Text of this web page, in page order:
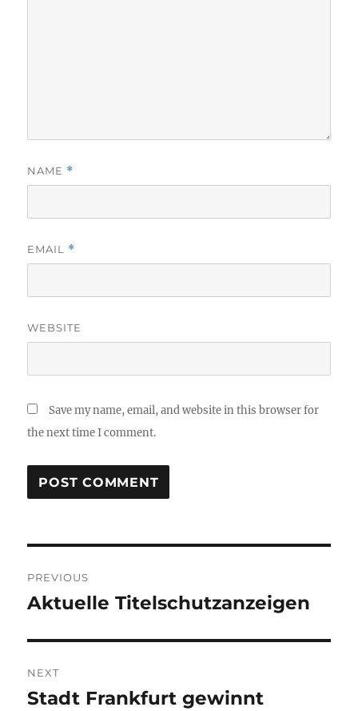
NAME *
EMAIL *
WEBSITE
Save my name, email, and website in this browser for
the next time I comment.
navigation
PREVIOUS
Previous
Aktuelle Titelschutzanzeigen
NEXT
Next
Stadt Frankfurt gewinnt